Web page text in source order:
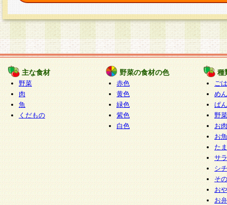
主な食材
野菜
肉
魚
くだもの
野菜の食材の色
赤色
黄色
緑色
紫色
白色
種
ご
めん
ぱん
野
お
お
た
サ
シ
そ
お
お